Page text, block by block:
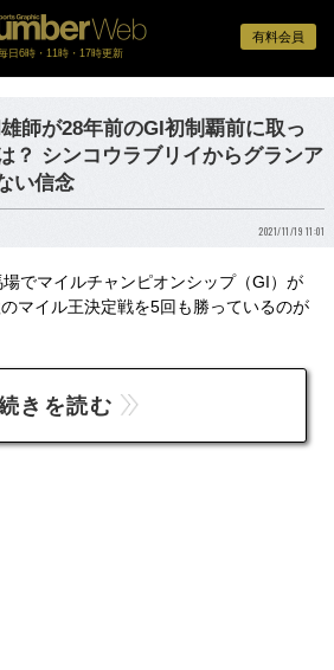
有料会員
日6時・11時・17時更新
師が28年前のGI初制覇前に取っ
？ シンコウラブリイからグランア
い信念
2021/11/19 11:01
でマイルチャンピオンシップ（GI）が
マイル王決定戦を5回も勝っているのが
きを読む